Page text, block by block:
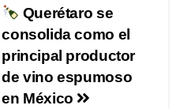
Querétaro se
consolida como el
principal productor
de vino espumoso
en México